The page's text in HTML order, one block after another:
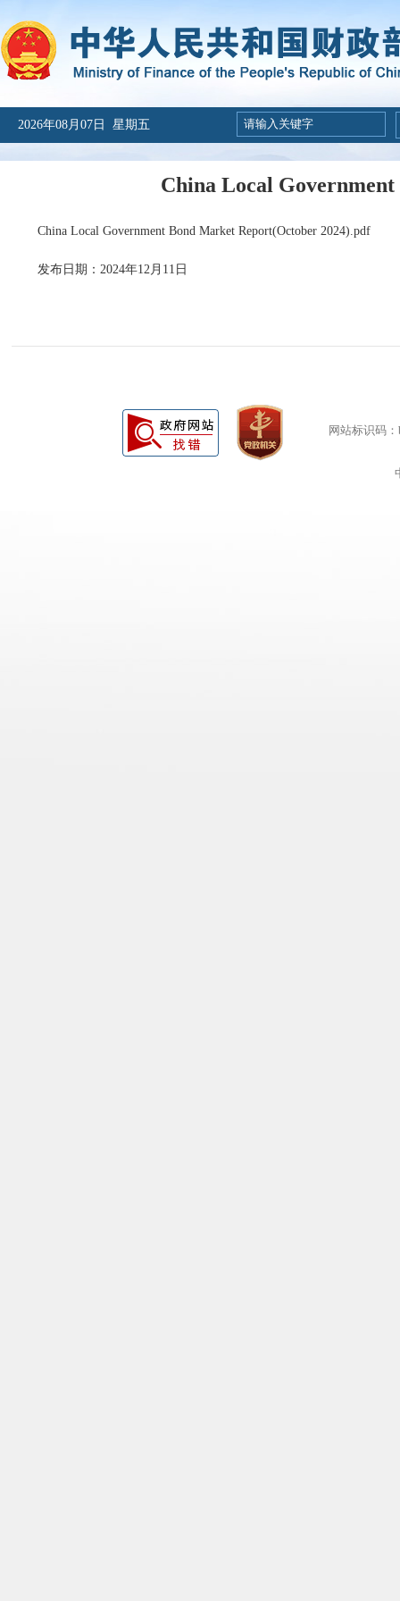
2026年08月07日 星期五
China Local
China Local Government Bond Market Report(October 2024).pdf
发布日期：2024年12月11日
网站标识码